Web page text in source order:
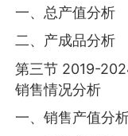
一、总产值分析
二、产成品分析
第三节 2019-
销售情况分析
一、销售产值分